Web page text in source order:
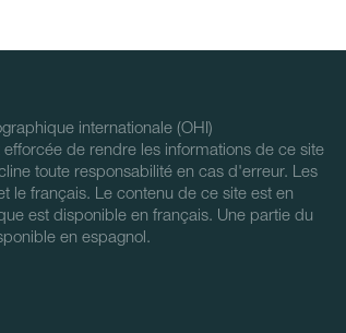
internationale (OHI)
de rendre les informations de ce site
toute responsabilité en cas d'erreur. Les
le français. Le contenu de ce site est en
est disponible en français. Une partie du
en espagnol.